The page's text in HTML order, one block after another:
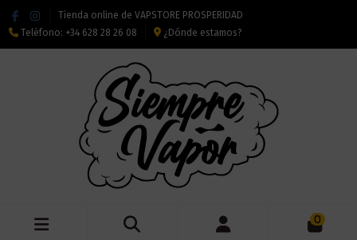
Tienda online de VAPSTORE PROSPERIDAD
Teléfono: +34 628 28 26 08 ¿Dónde estamos?
0